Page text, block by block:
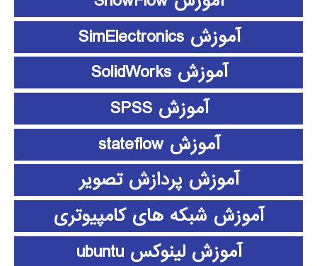
آموزش SimElectronics
آموزش SolidWorks
آموزش SPSS
آموزش stateflow
آموزش پردازش تصویر
آموزش شبکه های کامپیوتری
آموزش لینوکس ubuntu